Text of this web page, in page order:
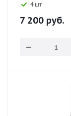
4 шт
7 200 руб.